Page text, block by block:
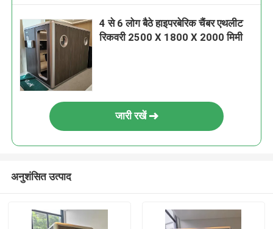
4 से 6 लोग बैठे हाइपरबेरिक चैंबर एथलीट
रिकवरी 2500 X 1800 X 2000 मिमी
जारी रखें
अनुशंसित उत्पाद